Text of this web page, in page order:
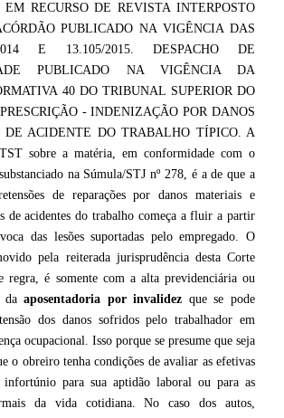
EM RECURSO DE REVISTA INTERPOSTO
PUBLICADO NA VIGÊNCIA DAS
E 13.105/2015. DESPACHO DE
PUBLICADO NA VIGÊNCIA DA
40 DO TRIBUNAL SUPERIOR DO
- INDENIZAÇÃO POR DANOS
DE ACIDENTE DO TRABALHO TÍPICO. A
sobre a matéria, em conformidade com o
na Súmula/STJ nº 278, é a de que a
de reparações por danos materiais e
de acidentes do trabalho começa a fluir a partir
das lesões suportadas pelo empregado. O
pela reiterada jurisprudência desta Corte
regra, é somente com a alta previdenciária ou
daaposentadoria por invalidez que se pode
dos danos sofridos pelo trabalhador em
ocupacional. Isso porque se presume que seja
o obreiro tenha condições de avaliar as efetivas
infortúnio para sua aptidão laboral ou para as
da vida cotidiana. No caso dos autos,